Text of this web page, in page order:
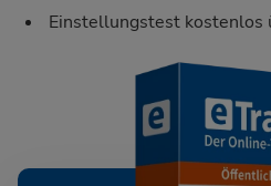
Einstellungstest kostenlos